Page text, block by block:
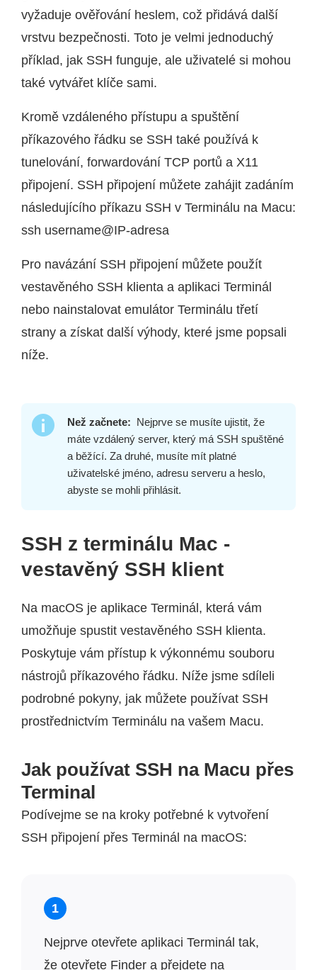
vyžaduje ověřování heslem, což přidává další
vrstvu bezpečnosti. Toto je velmi jednoduchý
příklad, jak SSH funguje, ale uživatelé si mohou
také vytvářet klíče sami.
Kromě vzdáleného přístupu a spuštění
příkazového řádku se SSH také používá k
tunelování, forwardování TCP portů a X11
připojení. SSH připojení můžete zahájit zadáním
následujícího příkazu SSH v Terminálu na Macu:
ssh username@IP-adresa
Pro navázání SSH připojení můžete použít
vestavěného SSH klienta a aplikaci Terminál
nebo nainstalovat emulátor Terminálu třetí
strany a získat další výhody, které jsme popsali
níže.
Než začnete: Nejprve se musíte ujistit, že
máte vzdálený server, který má SSH spuštěné
a běžící. Za druhé, musíte mít platné
uživatelské jméno, adresu serveru a heslo,
abyste se mohli přihlásit.
SSH z terminálu Mac -
vestavěný SSH klient
Na macOS je aplikace Terminál, která vám
umožňuje spustit vestavěného SSH klienta.
Poskytuje vám přístup k výkonnému souboru
nástrojů příkazového řádku. Níže jsme sdíleli
podrobné pokyny, jak můžete používat SSH
prostřednictvím Terminálu na vašem Macu.
Jak používat SSH na Macu přes
Terminal
Podívejme se na kroky potřebné k vytvoření
SSH připojení přes Terminál na macOS:
1
Nejprve otevřete aplikaci Terminál tak,
že otevřete Finder a přejdete na